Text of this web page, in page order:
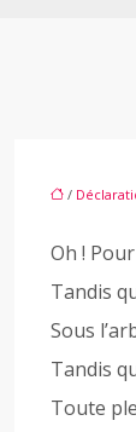
/
Oh !
Tandis
Sous
Tandis
Toute